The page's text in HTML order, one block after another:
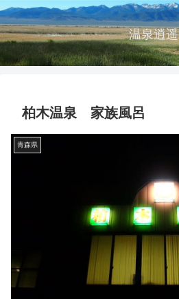
温泉逍遥
柏木温泉 家族風呂
青森県